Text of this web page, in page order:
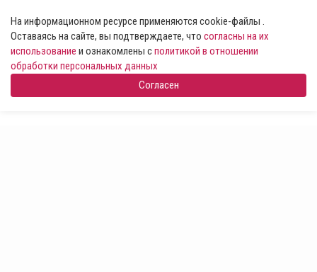
На информационном ресурсе применяются cookie-файлы .
Оставаясь на сайте, вы подтверждаете, что согласны на их
использование и ознакомлены сполитикой в отношении
обработки персональных данных
Согласен